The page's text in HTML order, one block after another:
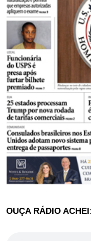
OUÇA RÁDIO ACHEI: